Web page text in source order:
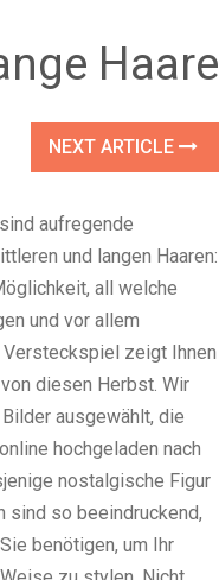
Haare
NEXT ARTICLE
aufregende
und langen Haaren:
all welche
und vor allem
zeigt Ihnen
diesen Herbst. Wir
ausgewählt, die
hochgeladen nach
nostalgische Figur
sind so beeindruckend,
benötigen, um Ihr